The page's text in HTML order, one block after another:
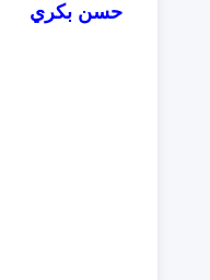
حسن بكري